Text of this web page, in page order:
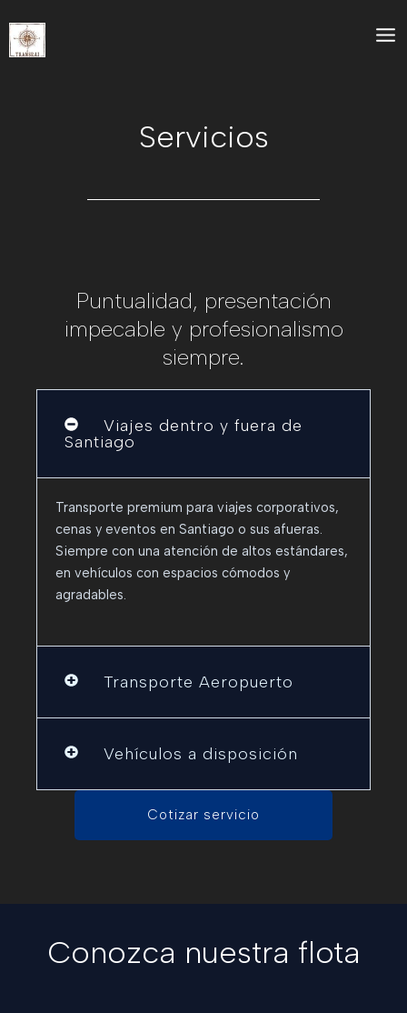
to
content
Servicios
Puntualidad, presentación
impecable y profesionalismo
siempre.
Viajes dentro y fuera de
Santiago
Transporte premium para viajes corporativos,
cenas y eventos en Santiago o sus afueras.
Siempre con una atención de altos estándares,
en vehículos con espacios cómodos y
agradables.
Transporte Aeropuerto
Vehículos a disposición
Cotizar servicio
Conozca nuestra flota